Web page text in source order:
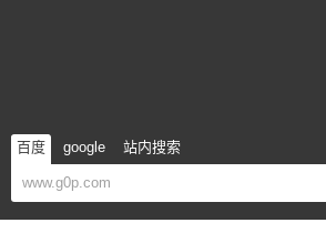
百度 google 站内搜索